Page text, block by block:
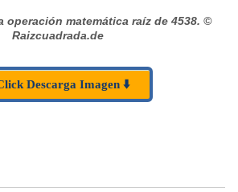
operación matemática raíz de 4538. ©
Raizcuadrada.de
Descarga Imagen ⬇️